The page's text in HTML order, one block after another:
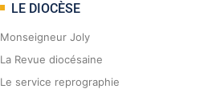
LE DIOCÈSE
Monseigneur Joly
La Revue diocésaine
Le service reprographie